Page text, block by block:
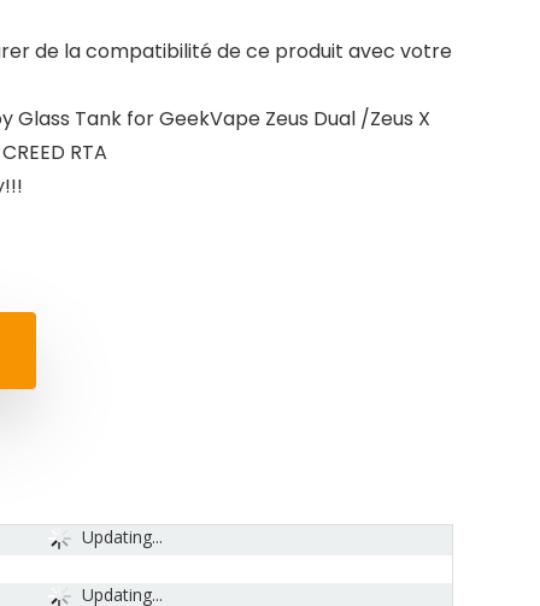
de la compatibilité de ce produit avec votre
Tank for GeekVape Zeus Dual /Zeus X
RTA
Updating...
Updating...